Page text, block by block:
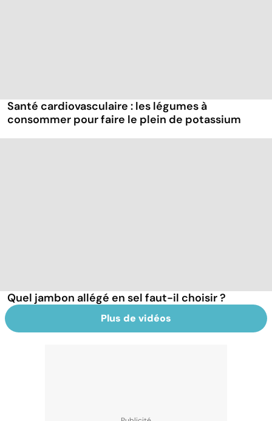
Santé cardiovasculaire : les légumes à
consommer pour faire le plein de potassium
Quel jambon allégé en sel faut-il choisir ?
Plus de vidéos